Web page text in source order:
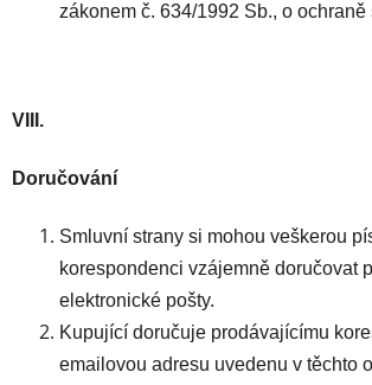
zákonem č. 634/1992 Sb., o ochraně
VIII.
Doručování
Smluvní strany si mohou veškerou
korespondenci vzájemně doručovat
elektronické pošty.
Kupující doručuje prodávajícímu
emailovou adresu uvedenu v těchto